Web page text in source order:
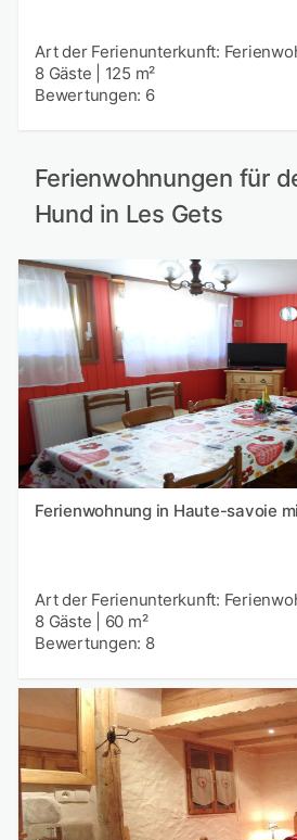
Art der Ferienunterkunft:
8 Gäste
125 m²
Bewertungen: 6
Ferienwohnungen für
Hund in Les Gets
Ferienwohnung in Haute-savoie
Art der Ferienunterkunft:
8 Gäste
60 m²
Bewertungen: 8